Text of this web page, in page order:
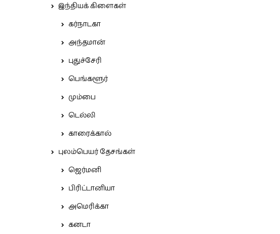
இந்தியக் கிளைகள்
கர்நாடகா
அந்தமான்
புதுச்சேரி
பெங்களூர்
மும்பை
டெல்லி
காரைக்கால்
புலம்பெயர் தேசங்கள்
ஜெர்மனி
பிரிட்டானியா
அமெரிக்கா
கனடா